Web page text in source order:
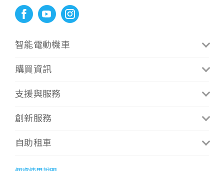
智能電動機車
CoolOne
i-One Air
i-One Fly Techno
S6 Rex
S7R Techno
購買資訊
門市資訊
補助試算
最新優惠
支援與服務
最新消息
聯絡我們
創新服務
換電服務
自助租車